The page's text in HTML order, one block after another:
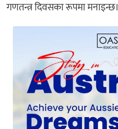
गणतन्त्र दिवसका रूपमा मनाइन्छ।